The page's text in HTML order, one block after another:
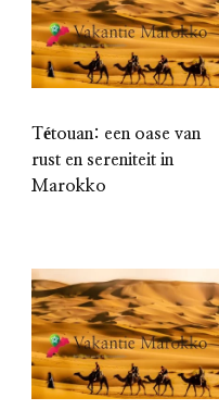
Tétouan: een oase van
rust en sereniteit in
Marokko